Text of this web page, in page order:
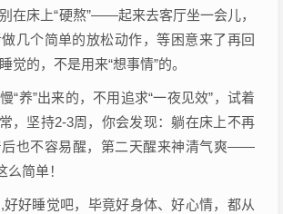
在床上“硬熬”——起来去客厅坐一会儿，
几个简单的放松动作，等困意来了再回
觉的，不是用来“想事情”的。
“养”出来的，不用追求“一夜见效”，试着
，坚持2-3周，你会发现：躺在床上不再
后也不容易醒，第二天醒来神清气爽——
么简单！
好好睡觉吧，毕竟好身体、好心情，都从